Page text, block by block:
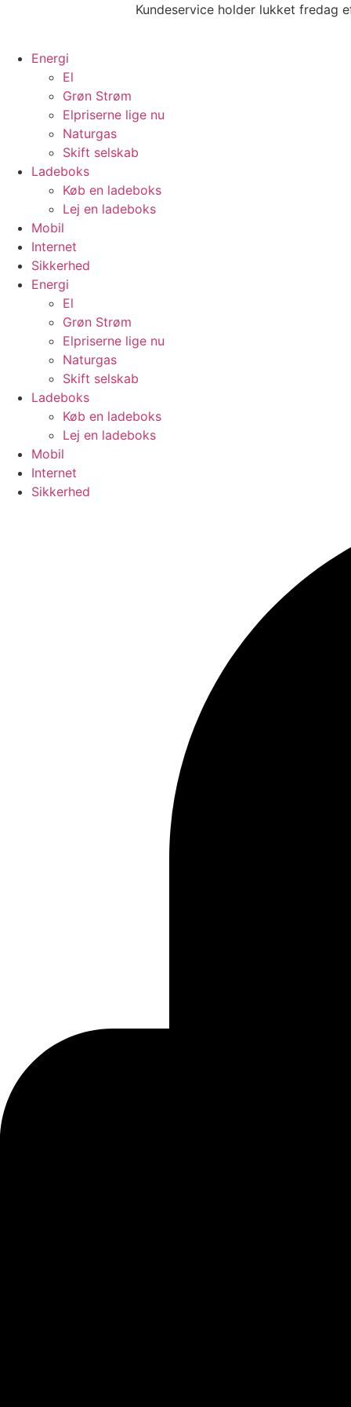
Kundeservice holder lukket fredag
Energi
El
Grøn Strøm
Elpriserne lige nu
Naturgas
Skift selskab
Ladeboks
Køb en ladeboks
Lej en ladeboks
Mobil
Internet
Sikkerhed
Energi
El
Grøn Strøm
Elpriserne lige nu
Naturgas
Skift selskab
Ladeboks
Køb en ladeboks
Lej en ladeboks
Mobil
Internet
Sikkerhed